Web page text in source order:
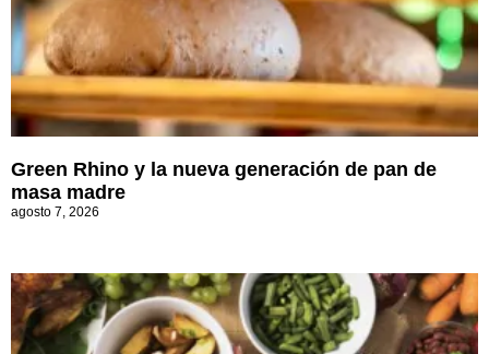
Green Rhino y la nueva generación de pan de
masa madre
agosto 7, 2026